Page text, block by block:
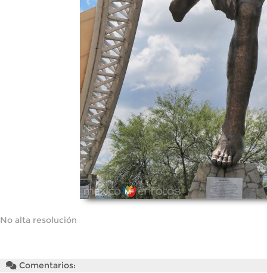
No alta resolución
Comentarios: